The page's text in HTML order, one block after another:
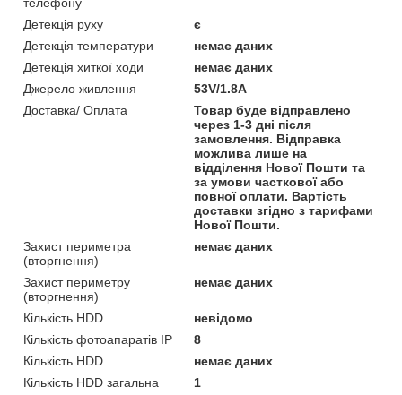
Детекція руху
є
Детекція температури
немає даних
Детекція хиткої ходи
немає даних
Джерело живлення
53V/1.8A
Доставка/ Оплата
Товар буде відправлено
через 1-3 дні після
замовлення. Відправка
можлива лише на
відділення Нової Пошти та
за умови часткової або
повної оплати. Вартість
доставки згідно з тарифами
Нової Пошти.
Захист периметра
(вторгнення)
немає даних
Захист периметру
(вторгнення)
немає даних
Кількість HDD
невідомо
Кількість фотоапаратів IP
8
Кількість HDD
немає даних
Кількість HDD загальна
1